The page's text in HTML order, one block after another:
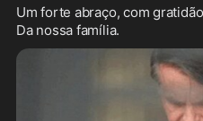
Um forte abraço, com
Da nossa família.